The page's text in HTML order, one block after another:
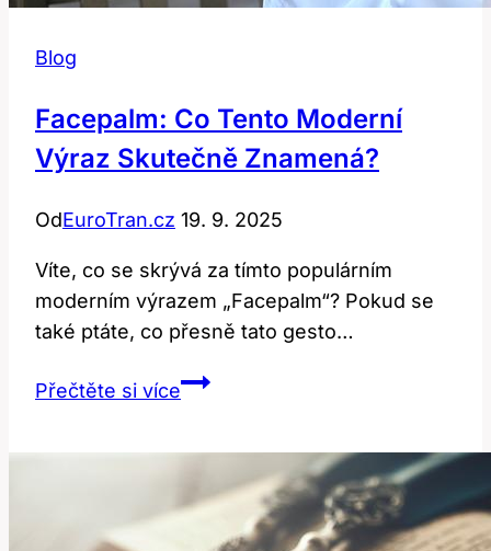
Blog
Facepalm: Co Tento Moderní
Výraz Skutečně Znamená?
OdEuroTran.cz 19. 9. 2025
Víte, co se skrývá za tímto populárním
moderním výrazem „Facepalm“? Pokud se
také ptáte, co přesně tato gesto…
Přečtěte si víceFacepalm:
Výraz
Skutečně